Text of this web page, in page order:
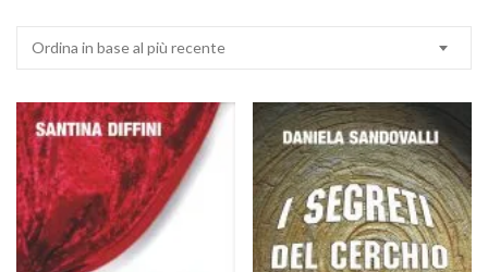
Ordina in base al più recente